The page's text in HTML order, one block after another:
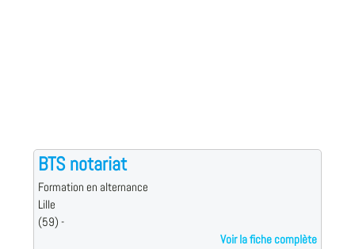
BTS notariat
Formation en alternance
Lille
(59) -
Voir la fiche complète